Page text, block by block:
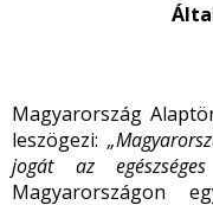
Magyarország
leszögezi:
jogát az egészséges
Magyarországon